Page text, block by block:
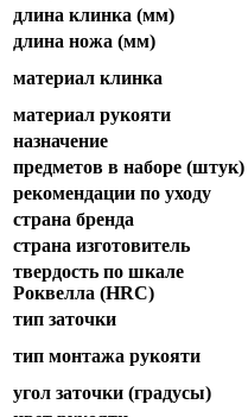
длина клинка (мм)
длина ножа (мм)
материал клинка
материал рукояти
назначение
предметов в наборе (штук)
рекомендации по уходу
страна бренда
страна изготовитель
твердость по шкале
Роквелла (HRC)
тип заточки
тип монтажа рукояти
угол заточки (градусы)